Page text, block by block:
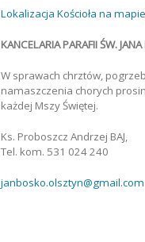
Lokalizacja Kościoła na
KANCELARIA PARAFII ŚW.
W sprawach chrztów,
namaszczenia chorych
każdej Mszy Świętej.
Ks. Proboszcz Andrzej BAJ,
Tel. kom. 531 024 240
janbosko.olsztyn@gmail.com